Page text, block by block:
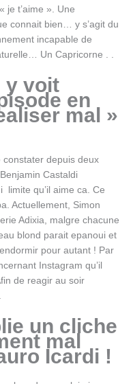
je t’aime ». Une
connait bien… y s’agit du
incapable de
Un Capricorne . .
y voit
en
mal »
constater depuis deux
Castaldi
limite qu’il aime ca. Ce
Actuellement, Simon
Adixia, malgre chacune
blond parait epanoui et
pour autant ! Par
Instagram qu’il
de reagir au soir
un cliche
mal
Icardi !